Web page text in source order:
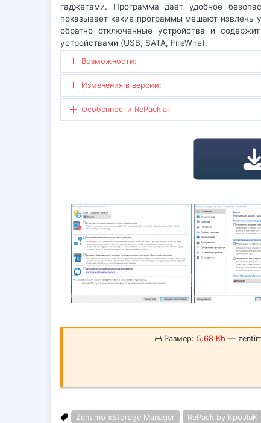
гаджетами. Программа дает удобное
показывает какие программы мешают извлечь
обратно отключенные устройства и
устройствами (USB, SATA, FireWire).
Возможности:
Изменения в версии:
Особенности RePack'a:
Размер: 5.68 Kb—
Zentimo xStorage Manager RePack by KpoJIuK